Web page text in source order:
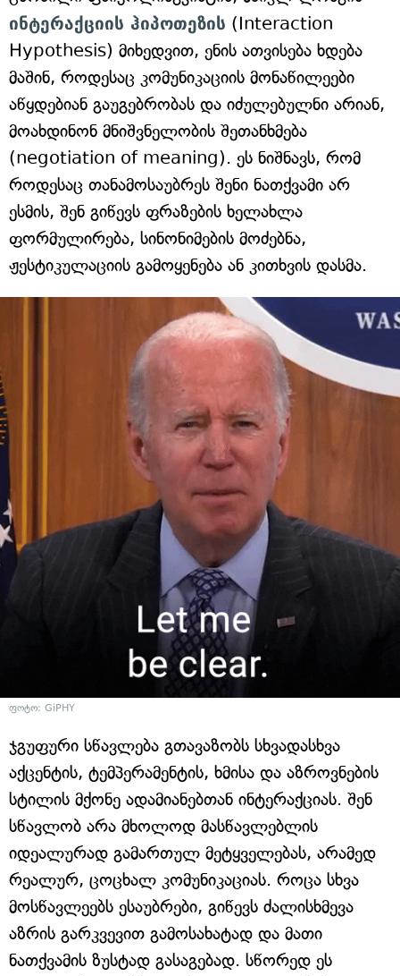
ინტერაქციის ჰიპოთეზის (Interaction
Hypothesis) მიხედვით, ენის ათვისება ხდება
მაშინ, როდესაც კომუნიკაციის მონაწილეები
აწყდებიან გაუგებრობას და იძულებულნი არიან,
მოახდინონ მნიშვნელობის შეთანხმება
(negotiation of meaning). ეს ნიშნავს, რომ
როდესაც თანამოსაუბრეს შენი ნათქვამი არ
ესმის, შენ გიწევს ფრაზების ხელახლა
ფორმულირება, სინონიმების მოძებნა,
ჟესტიკულაციის გამოყენება ან კითხვის დასმა.
ფოტო: GiPHY
ჯგუფური სწავლება გთავაზობს სხვადასხვა
აქცენტის, ტემპერამენტის, ხმისა და აზროვნების
სტილის მქონე ადამიანებთან ინტერაქციას. შენ
სწავლობ არა მხოლოდ მასწავლებლის
იდეალურად გამართულ მეტყველებას, არამედ
რეალურ, ცოცხალ კომუნიკაციას. როცა სხვა
მოსწავლეებს ესაუბრები, გიწევს ძალისხმევა
აზრის გარკვევით გამოსახატად და მათი
ნათქვამის ზუსტად გასაგებად. სწორედ ეს